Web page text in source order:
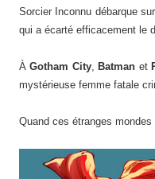
Sorcier Inconnu débarque
qui a écarté efficacement le
ÀGotham City, Batman et
mystérieuse femme fatale
Quand ces étranges